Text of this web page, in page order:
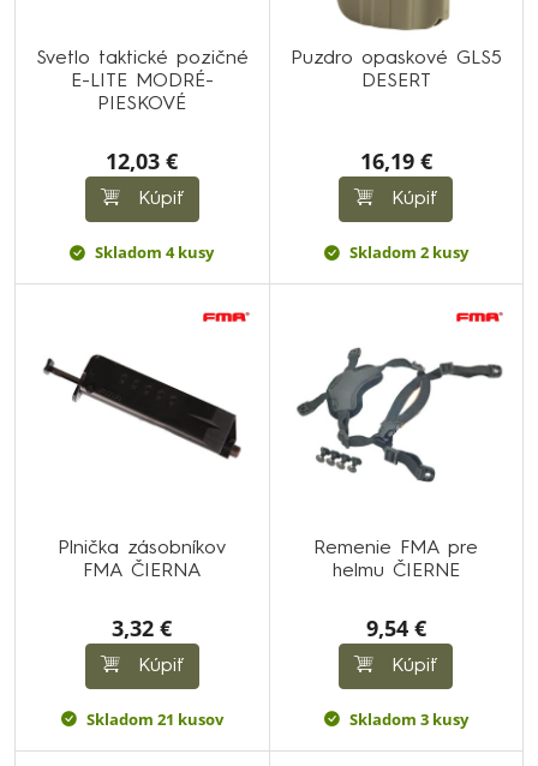
Svetlo taktické pozičné
E-LITE MODRÉ-
PIESKOVÉ
12,03 €
Kúpiť
Skladom 4 kusy
Puzdro opaskové GLS5
DESERT
16,19 €
Kúpiť
Skladom 2 kusy
Plnička zásobníkov
FMA ČIERNA
3,32 €
Kúpiť
Skladom 21 kusov
Remenie FMA pre
helmu ČIERNE
9,54 €
Kúpiť
Skladom 3 kusy